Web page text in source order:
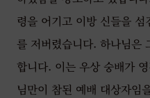
령을 어기고 이방 신들을
를 저버렸습니다. 하나님은
합니다. 이는 우상 숭배가
님만이 참된 예배 대상자임